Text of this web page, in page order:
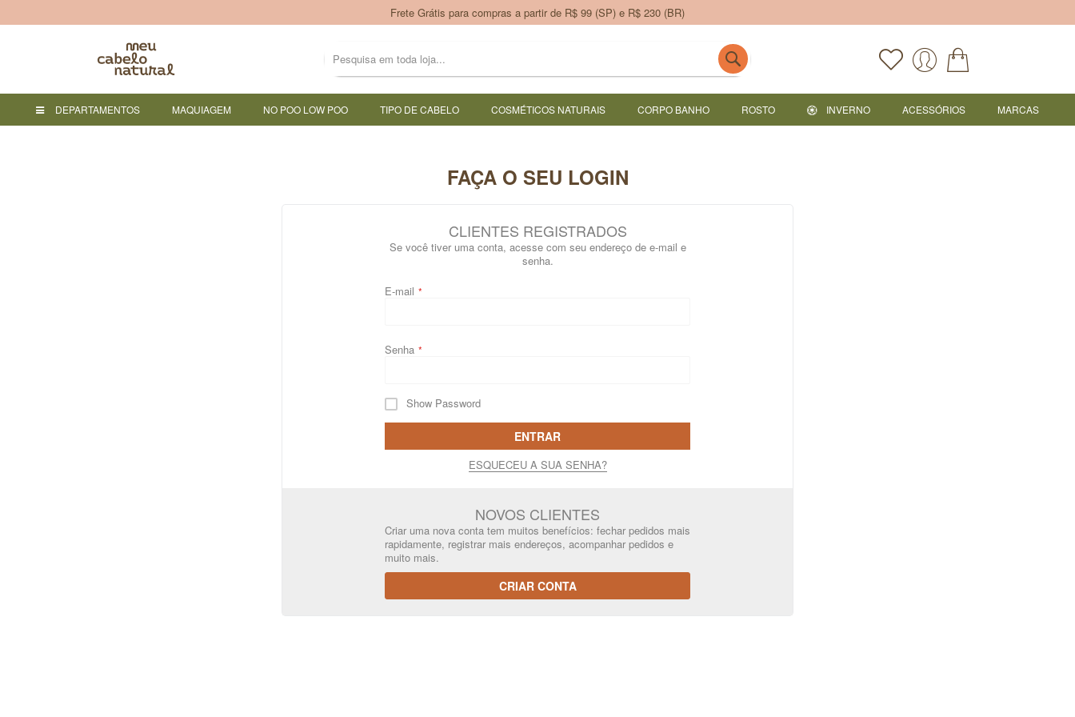
Frete Grátis para compras a partir de R$ 99 (SP) e R$ 230 (BR)
DEPARTAMENTOS MAQUIAGEM NO POO LOW POO TIPO DE CABELO COSMÉTICOS NATURAIS CORPO BANHO ROSTO INVERNO ACESSÓRIOS MARCAS
FAÇA O SEU LOGIN
CLIENTES REGISTRADOS
Se você tiver uma conta, acesse com seu endereço de e-mail e
senha.
E-mail
Senha
Show Password
ENTRAR
ESQUECEU A SUA SENHA?
NOVOS CLIENTES
Criar uma nova conta tem muitos benefícios: fechar pedidos mais
rapidamente, registrar mais endereços, acompanhar pedidos e
muito mais.
CRIAR CONTA